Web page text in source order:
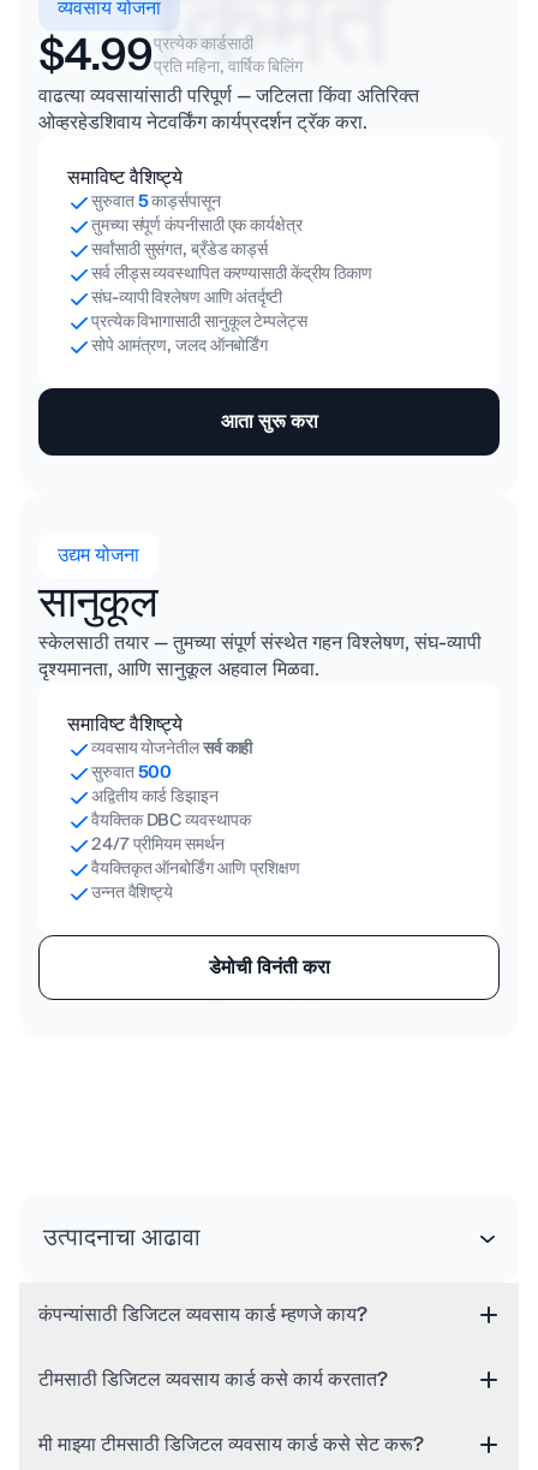
व्यवसाय योजना
$4.99प्रत्येक कार्डसाठी
प्रति महिना, वार्षिक बिलिंग
वाढत्या व्यवसायांसाठी परिपूर्ण — जटिलता किंवा अतिरिक्त
ओव्हरहेडशिवाय नेटवर्किंग कार्यप्रदर्शन ट्रॅक करा.
समाविष्ट वैशिष्ट्ये
सुरुवात5कार्ड्सपासून
तुमच्या संपूर्ण कंपनीसाठी एक कार्यक्षेत्र
सर्वांसाठी सुसंगत, ब्रँडेड कार्ड्स
सर्व लीड्स व्यवस्थापित करण्यासाठी केंद्रीय ठिकाण
संघ-व्यापी विश्लेषण आणि अंतर्दृष्टी
प्रत्येक विभागासाठी सानुकूल टेम्पलेट्स
सोपे आमंत्रण, जलद ऑनबोर्डिंग
आता सुरू करा
उद्यम योजना
सानुकूल
स्केलसाठी तयार — तुमच्या संपूर्ण संस्थेत गहन विश्लेषण, संघ-व्यापी
दृश्यमानता, आणि सानुकूल अहवाल मिळवा.
समाविष्ट वैशिष्ट्ये
व्यवसाय योजनेतीलसर्व काही
सुरुवात500
अद्वितीय कार्ड डिझाइन
वैयक्तिक DBC व्यवस्थापक
24/7 प्रीमियम समर्थन
वैयक्तिकृत ऑनबोर्डिंग आणि प्रशिक्षण
उन्नत वैशिष्ट्ये
डेमोची विनंती करा
उत्पादनाचा आढावा
कंपन्यांसाठी डिजिटल व्यवसाय कार्ड म्हणजे काय?
टीमसाठी डिजिटल व्यवसाय कार्ड कसे कार्य करतात?
मी माझ्या टीमसाठी डिजिटल व्यवसाय कार्ड कसे सेट करू?